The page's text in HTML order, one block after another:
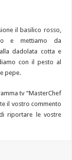
il basilico rosso,
e mettiamo da
dadolata cotta e
con il pesto al
pepe.
tv “MasterChef
il vostro commento
riportare le vostre